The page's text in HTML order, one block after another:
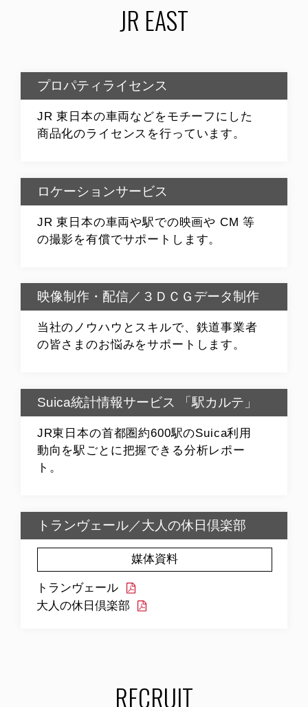
JR EAST
プロパティライセンス
JR 東日本の車両などをモチーフにした
商品化のライセンスを行っています。
ロケーションサービス
JR 東日本の車両や駅での映画や CM 等
の撮影を有償でサポートします。
映像制作・配信／３ＤＣＧデータ制作
当社のノウハウとスキルで、鉄道事業者
の皆さまのお悩みをサポートします。
Suica統計情報サービス 「駅カルテ」
JR東日本の首都圏約600駅のSuica利用
動向を駅ごとに把握できる分析レポー
ト。
トランヴェール／大人の休日倶楽部
媒体資料
トランヴェール
大人の休日倶楽部
RECRUIT